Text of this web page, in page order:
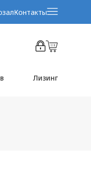
Контакты
Лизинг